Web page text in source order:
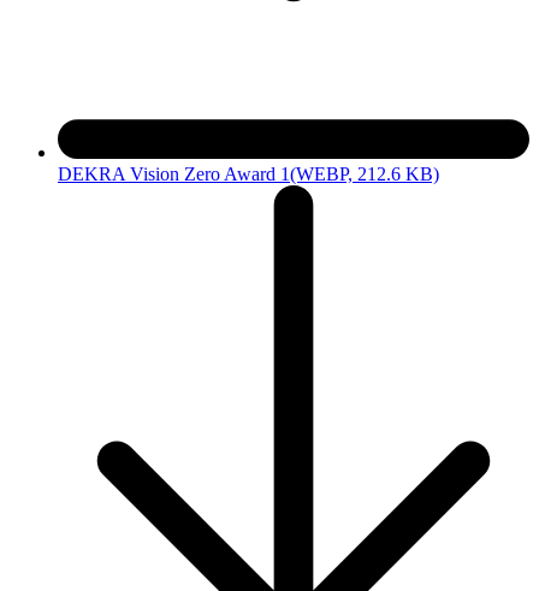
DEKRA Vision Zero Award 1(WEBP, 212.6 KB)